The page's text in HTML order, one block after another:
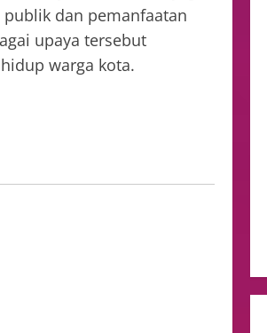
dan pemanfaatan
upaya tersebut
warga kota.